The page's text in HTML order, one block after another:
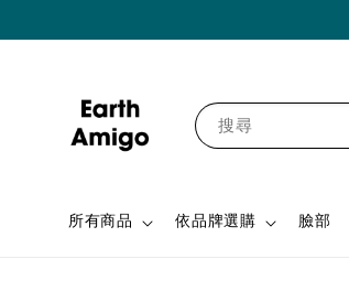
搜尋
所有商品 依品牌選購 臉部